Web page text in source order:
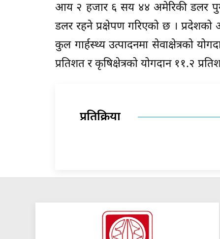
आय २ हजार ६ सय ४४ अमेरिकी डलर
डलर रहने प्रक्षेपण गरिएको छ । प्रदेशको
कुल गार्हस्थ्य उत्पादनमा सेवाक्षेत्रको
प्रतिशत र कृषिक्षेत्रको योगदान ११.२
प्रतिक्रिया